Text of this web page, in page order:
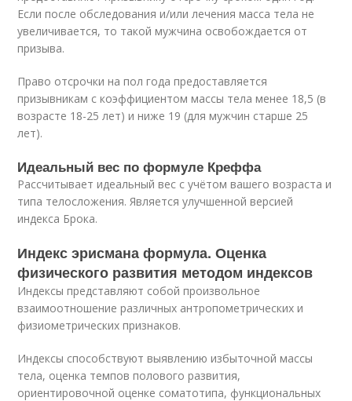
Если после обследования и/или лечения масса тела не
увеличивается, то такой мужчина освобождается от
призыва.
Право отсрочки на пол года предоставляется
призывникам с коэффициентом массы тела менее 18,5 (в
возрасте 18-25 лет) и ниже 19 (для мужчин старше 25
лет).
Идеальный вес по формуле Креффа
Рассчитывает идеальный вес с учётом вашего возраста и
типа телосложения. Является улучшенной версией
индекса Брока.
Индекс эрисмана формула. Оценка
физического развития методом индексов
Индексы представляют собой произвольное
взаимоотношение различных антропометрических и
физиометрических признаков.
Индексы способствуют выявлению избыточной массы
тела, оценка темпов полового развития,
ориентировочной оценке соматотипа, функциональных